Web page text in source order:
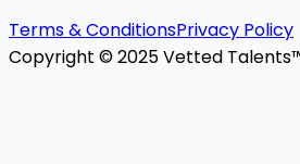
Terms & ConditionsPrivacy Policy
Copyright © 2025 Vetted